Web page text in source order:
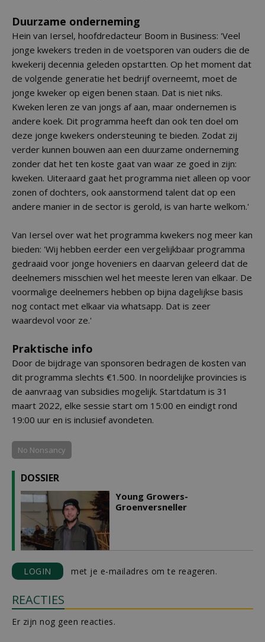
Duurzame onderneming
Hein van Iersel, hoofdredacteur Boom in Business: 'Veel
jonge kwekers treden in de voetsporen van ouders die de
kwekerij decennia geleden opstartten. Op het moment dat
de volgende generatie het bedrijf overneemt, moet de
jonge kweker op eigen benen staan. Dat is niet niks.
Kweken leren ze van jongs af aan, maar ondernemen is
andere koek. Dit programma heeft dan ook ten doel om
deze jonge kwekers ondersteuning te bieden. Zodat zij
verder kunnen bouwen aan een duurzame onderneming
zonder dat het ten koste gaat van waar ze goed in zijn:
kweken. Uiteraard gaat het programma niet alleen op voor
zonen of dochters, ook aanstormend talent dat op een
andere manier in de sector is gerold, is van harte welkom.'
Van Iersel over wat het programma kwekers nog meer kan
bieden: 'Wij hebben eerder een vergelijkbaar programma
gedraaid voor jonge hoveniers en daarvan geleerd dat de
deelnemers misschien wel het meeste leren van elkaar. De
voormalige deelnemers hebben op bijna dagelijkse basis
nog contact met elkaar via whatsapp. Dat is zeer
waardevol voor ze.'
Praktische info
Door de bijdrage van sponsoren bedragen de kosten van
dit programma slechts €1.500. In noordelijke provincies is
de aanvraag van subsidies mogelijk. Startdatum is 31
maart 2022, elke sessie start om 15:00 en eindigt rond
19:00 uur en is inclusief avondeten.
No Nonsancy
DOSSIER
Young Growers-
Groenversneller
LOGIN met je e-mailadres om te reageren.
REACTIES
Er zijn nog geen reacties.